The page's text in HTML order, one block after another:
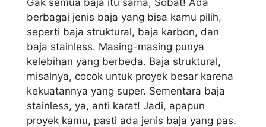
berbagai jenis baja yang bisa kamu pilih,
seperti baja struktural, baja karbon, dan
baja stainless. Masing-masing punya
kelebihan yang berbeda. Baja struktural,
misalnya, cocok untuk proyek besar karena
kekuatannya yang super. Sementara baja
stainless, ya, anti karat! Jadi, apapun
proyek kamu, pasti ada jenis baja yang pas.